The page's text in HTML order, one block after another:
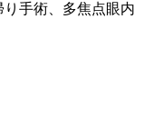
手術、多焦点眼内